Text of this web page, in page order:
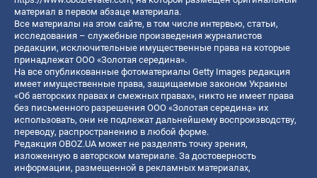
материал в первом абзаце материала.
Все материалы на этом сайте, в том числе интервью, статьи,
исследования – служебные произведения журналистов
редакции, исключительные имущественные права на которые
принадлежат ООО «Золотая середина».
На все опубликованные фотоматериалы Getty Images редакция
имеет имущественные права, защищаемые законом Украины
«Об авторских правах и смежных правах», никто не имеет права
без письменного разрешения ООО «Золотая середина» их
использовать, они не подлежат дальнейшему воспроизводству,
переводу, распространению в любой форме.
Редакция OBOZ.UA может не разделять точку зрения,
изложенную в авторском материале. За достоверность
информации, размещенной в рекламных материалах,